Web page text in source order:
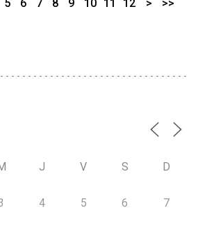
5 6 7 8 9 10 11 12 > >>
J V S D
4 5 6 7